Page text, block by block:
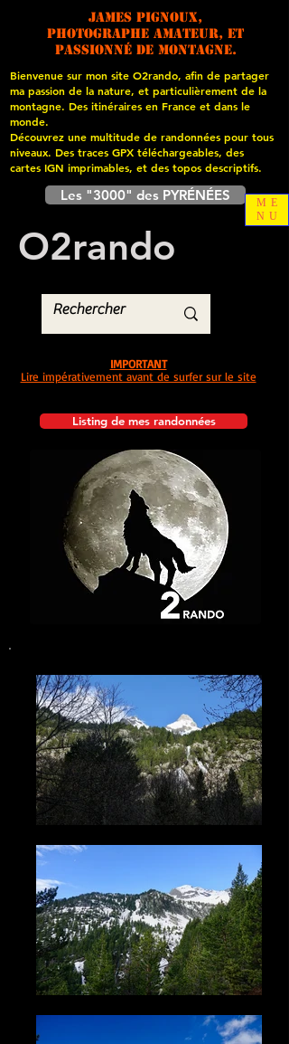
James PIGNOUX,
photographe amateur, et
passionné de montagne.
Bienvenue sur mon site O2rando, afin de partager
ma passion de la nature, et particulièrement de la
montagne. Des itinéraires en France et dans le
monde.
Découvrez une multitude de randonnées pour tous
niveaux. Des traces GPX téléchargeables, des
cartes IGN imprimables, et des topos descriptifs.
Les "3000" des PYRÉNÉES
O2rando
Listing de mes randonnées
IMPORTANT
Lire impérativement avant de surfer sur le site
ME
NU